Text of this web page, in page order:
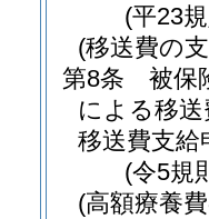
(平23
(移送費の
第8条
被保
による移
移送費支
(令5規
(高額療養